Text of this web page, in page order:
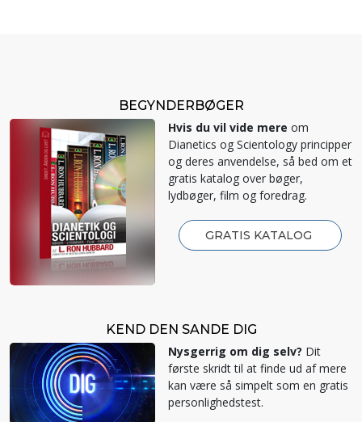
BEGYNDERBØGER
Hvis du vil vide mere om
Dianetics og Scientology principper
og deres anvendelse, så bed om et
gratis katalog over bøger,
lydbøger, film og foredrag.
GRATIS KATALOG
KEND DEN SANDE DIG
Nysgerrig om dig selv? Dit
første skridt til at finde ud af mere
kan være så simpelt som en gratis
personlighedstest.